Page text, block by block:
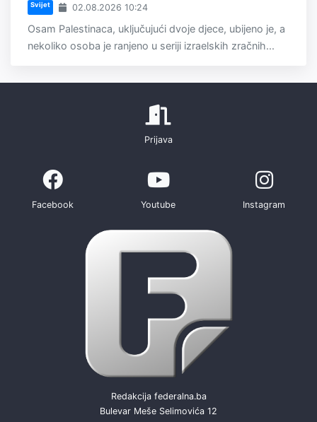
Svijet 02.08.2026 10:24
Osam Palestinaca, uključujući dvoje djece, ubijeno je, a
nekoliko osoba je ranjeno u seriji izraelskih zračnih...
Prijava
Facebook Youtube Instagram
Redakcija federalna.ba
Bulevar Meše Selimovića 12